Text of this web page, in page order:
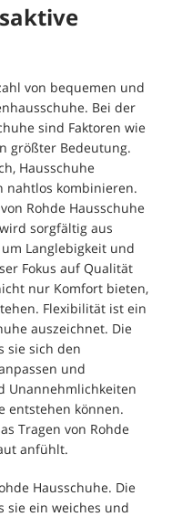
von bequemen und
Bei der
sind Faktoren wie
größter Bedeutung.
Hausschuhe
nahtlos kombinieren.
Rohde Hausschuhe
sorgfältig aus
Langlebigkeit und
Fokus auf Qualität
nur Komfort bieten,
Flexibilität ist ein
auszeichnet. Die
sie sich den
und
Unannehmlichkeiten
entstehen können.
Tragen von Rohde
anfühlt.
Hausschuhe. Die
sie ein weiches und